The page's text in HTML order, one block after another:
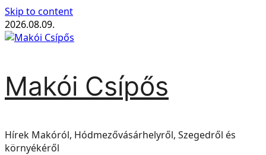
Skip to content
2026.08.09.
Makói Csípős
Hírek Makóról, Hódmezővásárhelyről, Szegedről és
környékéről